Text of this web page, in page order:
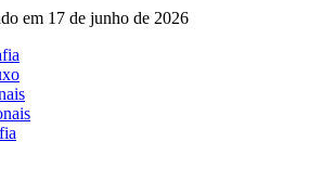
em 17 de junho de 2026